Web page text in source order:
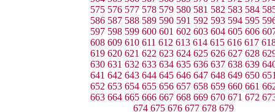
575 576 577 578 579 580 581 582 583 584
586 587 588 589 590 591 592 593 594 595
597 598 599 600 601 602 603 604 605 606
608 609 610 611 612 613 614 615 616 617
619 620 621 622 623 624 625 626 627 628
630 631 632 633 634 635 636 637 638 639
641 642 643 644 645 646 647 648 649 650
652 653 654 655 656 657 658 659 660 661
663 664 665 666 667 668 669 670 671 672
674 675 676 677 678 679